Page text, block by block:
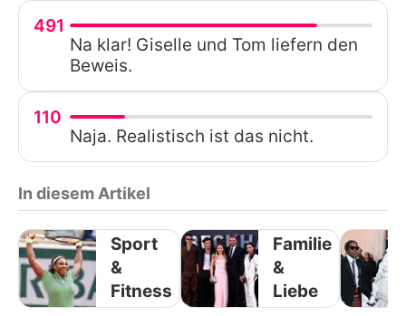
491
Na klar! Giselle und Tom liefern den
Beweis.
110
Naja. Realistisch ist das nicht.
In diesem Artikel
Sport
&
Fitness
Familie
&
Liebe